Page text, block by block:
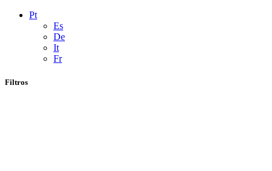
Pt
Es
De
It
Fr
Filtros